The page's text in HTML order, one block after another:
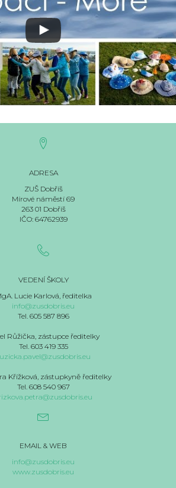
ADRESA
ZUŠ Dobříš
Mírové náměstí 69
263 01 Dobříš
IČO: 64762939
VEDENÍ ŠKOLY
Lucie Karlová, ředitelka
info@zusdobris.eu
Tel. 605 587 896
Růžička, zástupce ředitelky
Tel. 603 419 335
Křížková, zástupkyně ředitelky
Tel. 608 540 967
EMAIL & WEB
info@zusdobris.eu
www.zusdobris.eu